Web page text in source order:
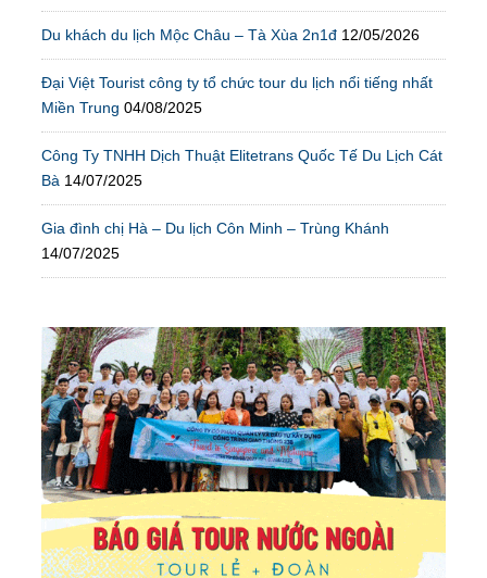
Du khách du lịch Mộc Châu – Tà Xùa 2n1đ 12/05/2026
Đại Việt Tourist công ty tổ chức tour du lịch nổi tiếng nhất
Miền Trung 04/08/2025
Công Ty TNHH Dịch Thuật Elitetrans Quốc Tế Du Lịch Cát
Bà 14/07/2025
Gia đình chị Hà – Du lịch Côn Minh – Trùng Khánh
14/07/2025